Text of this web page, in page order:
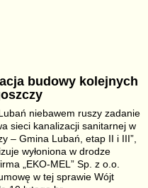
budowy kolejnych
niebawem ruszy zadanie
sieci kanalizacji sanitarnej w
– Gmina Lubań, etap II i III”,
wyłoniona w drodze
„EKO-MEL” Sp. z o.o.
w tej sprawie Wójt